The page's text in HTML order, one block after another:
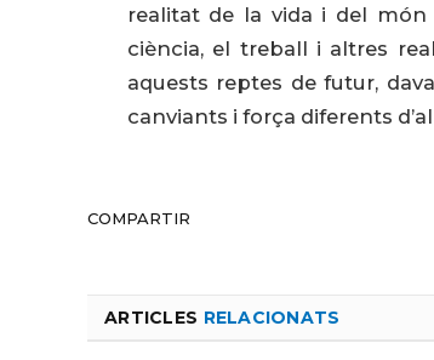
realitat de la vida i del món
ciència, el treball i altres
aquests reptes de futur,
canviants i força diferents
COMPARTIR
ARTICLES RELACIONATS